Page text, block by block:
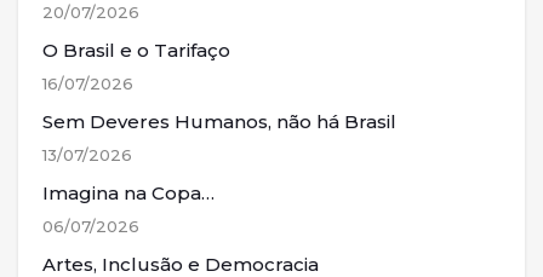
20/07/2026
O Brasil e o Tarifaço
16/07/2026
Sem Deveres Humanos, não há Brasil
13/07/2026
Imagina na Copa…
06/07/2026
Artes, Inclusão e Democracia